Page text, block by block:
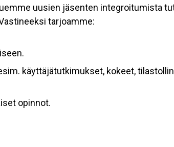
uusien jäsenten integroitumista
tarjoamme:
käyttäjätutkimukset, kokeet,
opinnot.